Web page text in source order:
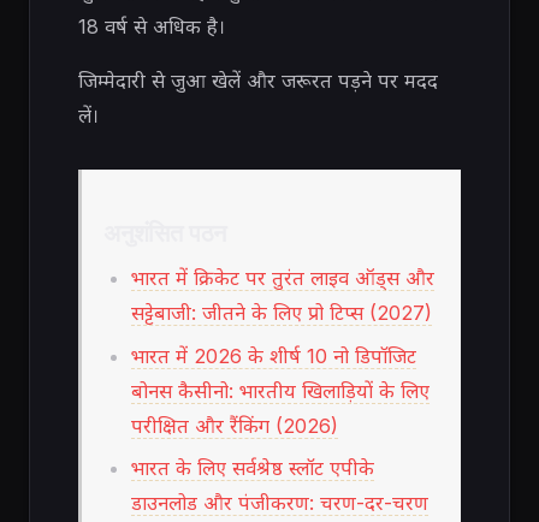
18 वर्ष से अधिक है।
जिम्मेदारी से जुआ खेलें और जरूरत पड़ने पर मदद
लें।
भारत में क्रिकेट पर तुरंत लाइव ऑड्स और
सट्टेबाजी: जीतने के लिए प्रो टिप्स (2027)
भारत में 2026 के शीर्ष 10 नो डिपॉजिट
बोनस कैसीनो: भारतीय खिलाड़ियों के लिए
परीक्षित और रैंकिंग (2026)
भारत के लिए सर्वश्रेष्ठ स्लॉट एपीके
डाउनलोड और पंजीकरण: चरण-दर-चरण